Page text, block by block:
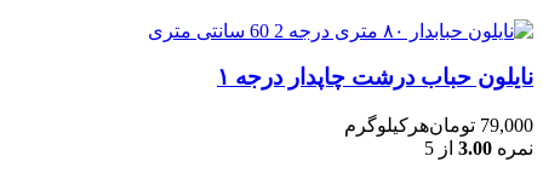
نایلون حباب درشت چاپدار درجه ۱
79,000 تومانهرکیلوگرم
نمره 3.00 از 5